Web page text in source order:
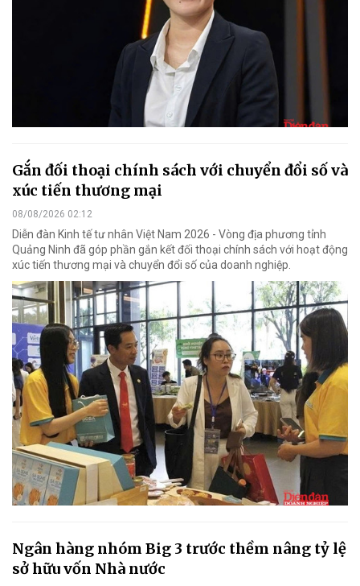
Gắn đối thoại chính sách với chuyển đổi số và
xúc tiến thương mại
08/08/2026 02:12
Diễn đàn Kinh tế tư nhân Việt Nam 2026 - Vòng địa phương tỉnh
Quảng Ninh đã góp phần gắn kết đối thoại chính sách với hoạt động
xúc tiến thương mại và chuyển đổi số của doanh nghiệp.
Ngân hàng nhóm Big 3 trước thềm nâng tỷ lệ
sở hữu vốn Nhà nước